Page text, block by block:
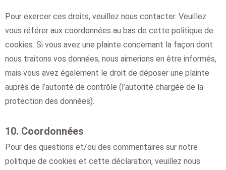
Pour exercer ces droits, veuillez nous contacter. Veuillez
vous référer aux coordonnées au bas de cette politique de
cookies. Si vous avez une plainte concernant la façon dont
nous traitons vos données, nous aimerions en être informés,
mais vous avez également le droit de déposer une plainte
auprès de l’autorité de contrôle (l’autorité chargée de la
protection des données).
10. Coordonnées
Pour des questions et/ou des commentaires sur notre
politique de cookies et cette déclaration, veuillez nous